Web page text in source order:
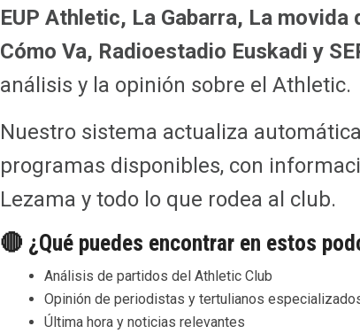
EUP Athletic, La Gabarra, La
Cómo Va, Radioestadio Euskadi y
análisis y la opinión sobre el Athletic.
Nuestro sistema actualiza
programas disponibles, con
Lezama y todo lo que rodea al club.
🔴 ¿Qué puedes encontrar en estos
Análisis de partidos del Athletic Club
Opinión de periodistas y tertulianos
Última hora y noticias relevantes